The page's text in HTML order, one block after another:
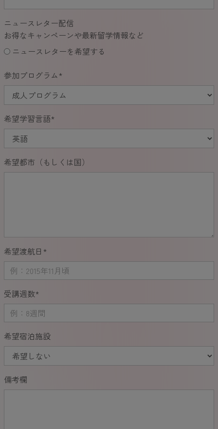
ニュースレター配信
お得なキャンペーンや最新留学情報など
ニュースレターを希望する
参加プログラム*
希望学習言語*
希望都市（もしくは国）
希望渡航日 *
受講週数*
希望宿泊施設
備考欄